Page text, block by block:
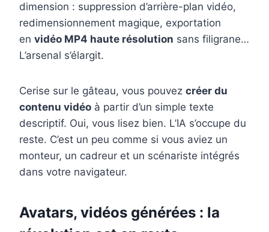
dimension : suppression d’arrière-plan vidéo,
redimensionnement magique, exportation
en vidéo MP4 haute résolution sans filigrane…
L’arsenal s’élargit.
Cerise sur le gâteau, vous pouvez créer du
contenu vidéo à partir d’un simple texte
descriptif. Oui, vous lisez bien. L’IA s’occupe du
reste. C’est un peu comme si vous aviez un
monteur, un cadreur et un scénariste intégrés
dans votre navigateur.
Avatars, vidéos générées : la